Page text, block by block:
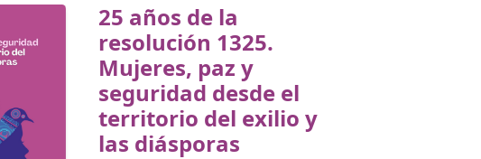
25 años de la
resolución 1325.
Mujeres, paz y
seguridad desde el
territorio del exilio y
las diásporas